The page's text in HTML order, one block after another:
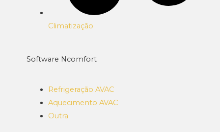
Climatização
Software Ncomfort
Refrigeração AVAC
Aquecimento AVAC
Outra